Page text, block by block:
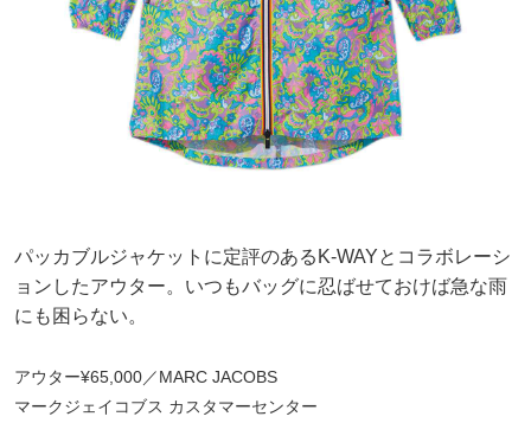
パッカブルジャケットに定評のあるK-WAYとコラボレーシ
ョンしたアウター。いつもバッグに忍ばせておけば急な雨
にも困らない。
アウター¥65,000／MARC JACOBS
マークジェイコブス カスタマーセンター